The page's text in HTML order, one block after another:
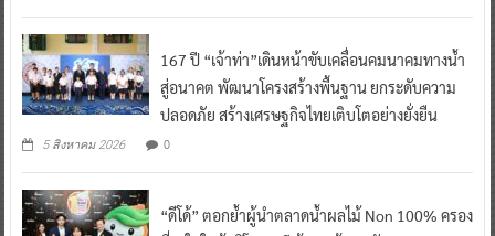
167 ปี “เจ้าท่า”เดินหน้าขับเคลื่อนคมนาคมทางน้ำ
สู่อนาคต พัฒนาโครงสร้างพื้นฐาน ยกระดับความ
ปลอดภัย สร้างเศรษฐกิจไทยเติบโตอย่างยั่งยืน
5 สิงหาคม 2026 0
“ดีโด้” ตอกย้ำผู้นำตลาดน้ำผลไม้ Non 100% ครอง